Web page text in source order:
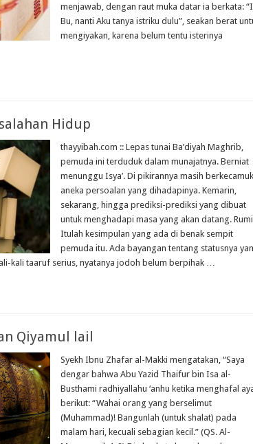
menjawab, dengan raut muka datar ia berkata:
Bu, nanti Aku tanya istriku dulu”, seakan berat
mengiyakan, karena belum tentu isterinya
Hidup
thayyibah.com :: Lepas tunai Ba’diyah Maghrib,
pemuda ini terduduk dalam munajatnya. Berniat
menunggu Isya’. Di pikirannya masih berkecamuk
aneka persoalan yang dihadapinya. Kemarin,
sekarang, hingga prediksi-prediksi yang dibuat
untuk menghadapi masa yang akan datang.
Itulah kesimpulan yang ada di benak sempit
pemuda itu. Ada bayangan tentang statusnya
kali taaruf serius, nyatanya jodoh belum berpihak …
Qiyamul lail
Syekh Ibnu Zhafar al-Makki mengatakan, “Saya
dengar bahwa Abu Yazid Thaifur bin Isa al-
Busthami radhiyallahu ‘anhu ketika menghafal
berikut: “Wahai orang yang berselimut
(Muhammad)! Bangunlah (untuk shalat) pada
malam hari, kecuali sebagian kecil.” (QS. Al-